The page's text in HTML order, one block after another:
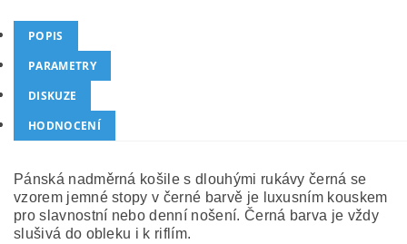
POPIS
PARAMETRY
DISKUZE
HODNOCENÍ
Pánská nadměrná košile s dlouhými rukávy černá se
vzorem jemné stopy v černé barvě je luxusním kouskem
pro slavnostní nebo denní nošení. Černá barva je vždy
slušivá do obleku i k riflím.